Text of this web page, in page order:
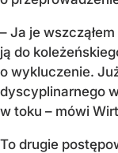
– Ja je
ją do
o wykluczenie.
dyscyplinarnego
w toku – mówi
To drugie